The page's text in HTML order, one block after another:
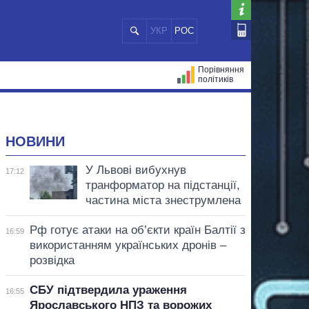
УКР РОС
Порівняння
політиків
НОВИНИ
17:12
У Львові вибухнув
транформатор на підстанції,
частина міста знеструмлена
16:59
Рф готує атаки на об’єкти країн Балтії з
використанням українських дронів –
розвідка
16:55
СБУ підтвердила ураження
Ярославського НПЗ та ворожих